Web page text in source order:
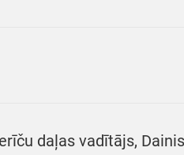
daļas vadītājs,